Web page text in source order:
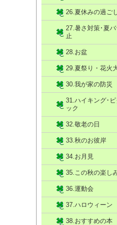
26.夏休みの過ご
27.暑さ対策･夏
止
28.お盆
29.夏祭り・花火
30.我が家の防災
31.ハイキング･ピ
ック
32.敬老の日
33.秋のお彼岸
34.お月見
35.この秋の楽し
36.運動会
37.ハロウィーン
38.おすすめの本